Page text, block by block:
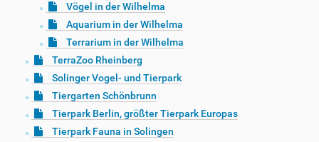
Vögel in der Wilhelma
Aquarium in der Wilhelma
Terrarium in der Wilhelma
TerraZoo Rheinberg
Solinger Vogel- und Tierpark
Tiergarten Schönbrunn
Tierpark Berlin, größter Tierpark Europas
Tierpark Fauna in Solingen